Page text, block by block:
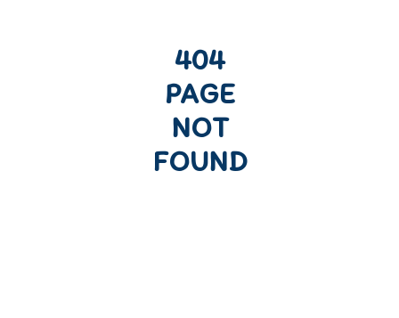
404
PAGE
NOT
FOUND